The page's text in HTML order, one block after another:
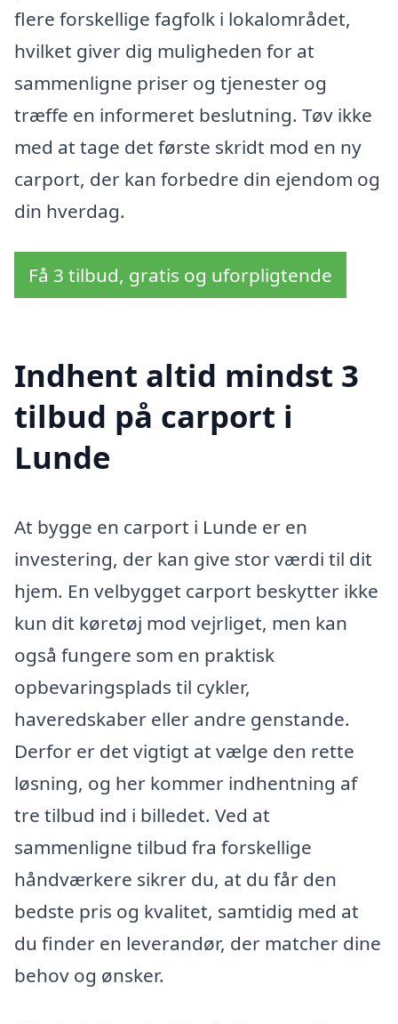
flere forskellige fagfolk i lokalområdet,
hvilket giver dig muligheden for at
sammenligne priser og tjenester og
træffe en informeret beslutning. Tøv ikke
med at tage det første skridt mod en ny
carport, der kan forbedre din ejendom og
din hverdag.
Få 3 tilbud, gratis og uforpligtende
Indhent altid mindst 3
tilbud på carport i
Lunde
At bygge en carport i Lunde er en
investering, der kan give stor værdi til dit
hjem. En velbygget carport beskytter ikke
kun dit køretøj mod vejrliget, men kan
også fungere som en praktisk
opbevaringsplads til cykler,
haveredskaber eller andre genstande.
Derfor er det vigtigt at vælge den rette
løsning, og her kommer indhentning af
tre tilbud ind i billedet. Ved at
sammenligne tilbud fra forskellige
håndværkere sikrer du, at du får den
bedste pris og kvalitet, samtidig med at
du finder en leverandør, der matcher dine
behov og ønsker.